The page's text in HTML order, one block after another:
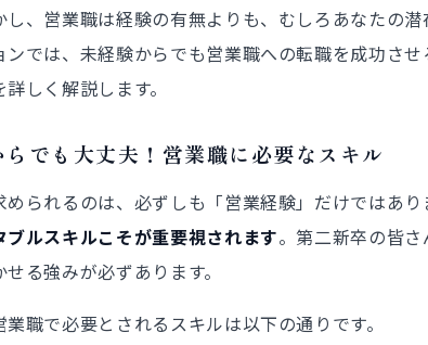
し、営業職は経験の有無よりも、むしろあなたの
ンでは、未経験からでも営業職への転職を成功さ
しく解説します。
でも大丈夫！営業職に必要なスキル
められるのは、必ずしも「営業経験」だけではあり
ブルスキルこそが重要視されます。第二新卒の皆
る強みが必ずあります。
職で必要とされるスキルは以下の通りです。